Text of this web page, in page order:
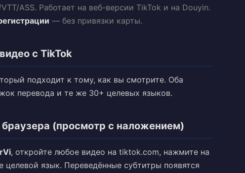
ASS. Работает на веб-версии TikTok и на Douyin.
— без привязки карты.
с TikTok
подходит к тому, как вы смотрите. Оба
перевода и те же 30+ целевых языков.
(просмотр с наложением)
, откройте любое видео на tiktok.com, нажмите на
язык. Переведённые субтитры появятся